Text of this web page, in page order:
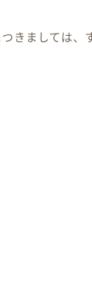
きましては、